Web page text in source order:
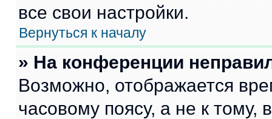
все свои настройки.
Вернуться к началу
» На конференции
Возможно, отображается
часовому поясу, а не к тому,